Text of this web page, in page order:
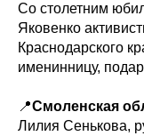
Со столетним
Яковенко
Краснодарского
именинницу,
📍Смоленская
Лилия Сенькова,